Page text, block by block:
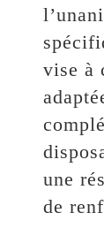
vise à
une
de